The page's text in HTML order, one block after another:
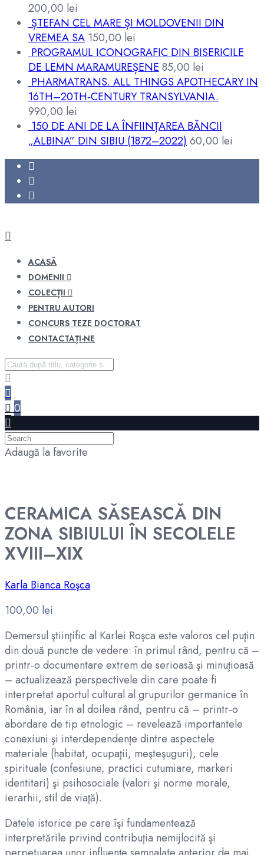
Evaluat la
5.00din 5
200,00 lei
ȘTEFAN CEL MARE ȘI MOLDOVENII DIN
VREMEA SA 150,00 lei
PROGRAMUL ICONOGRAFIC DIN BISERICILE
DE LEMN MARAMUREȘENE85,00 lei
PHARMATRANS. ALL THINGS APOTHECARY IN
16TH–20TH‑CENTURY TRANSYLVANIA.
990,00 lei
150 DE ANI DE LA ÎNFIINȚAREA BĂNCII
„ALBINA” DIN SIBIU (1872–2022)60,00 lei
ACASĂ
DOMENII
COLECȚII
PENTRU AUTORI
CONCURS TEZE DOCTORAT
CONTACTAȚI-NE
0
Adaugă la favorite
CERAMICA SĂSEASCĂ DIN
ZONA SIBIULUI ÎN SECOLELE
XVIII–XIX
Karla Bianca Roşca
100,00 lei
Demersul ştiinţific al Karlei Roşca este valoros cel puţin
din două puncte de vedere: în primul rând, pentru că –
printr‑o documentare extrem de serioasă şi minuţioasă
– actualizează perspectivele din care poate fi
interpretat aportul cultural al grupurilor germanice în
România, iar în al doilea rând, pentru că – printr‑o
abordare de tip etnologic – revelează importantele
conexiuni şi interdependenţe dintre aspectele
materiale (habitat, ocupaţii, meşteşuguri), cele
spirituale (confesiune, practici cutumiare, markeri
identitari) şi psihosociale (valori şi norme morale,
ierarhii, stil de viaţă).
Datele istorice pe care îşi fundamentează
interpretările privind contribuţia nemijlocită şi